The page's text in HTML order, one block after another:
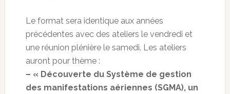
Le format sera identique aux années
précédentes avec des ateliers le vendredi et
une réunion plénière le samedi. Les ateliers
auront pour thème :
– « Découverte du Système de gestion
des manifestations aériennes (SGMA), un